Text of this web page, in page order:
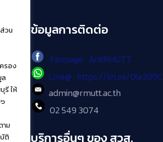
วน
รอง
รี ให้
าม
ติ
ข้อมูลการติดต่อ
Fanpage : AritRMUTT
Line@ : https://lin.ee/tXe209C
admin@rmutt.ac.th
02 549 3074
บริการอื่นๆ ของ สวส.